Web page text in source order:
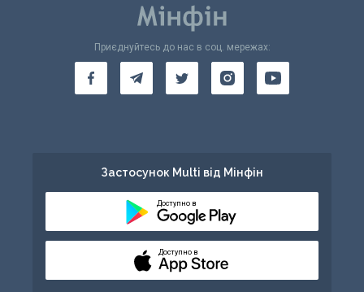
Приєднуйтесь до нас в соц. мережах:
Застосунок Multi від Мінфін
Доступно в
Доступно в